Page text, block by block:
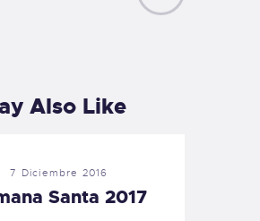
Also Like
7 Diciembre 2016
Santa 2017